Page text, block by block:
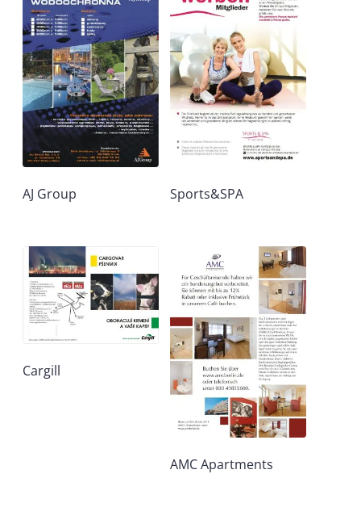
AJ Group Sports&SPA
Cargill
AMC Apartments